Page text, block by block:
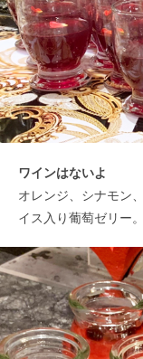
ワインはないよ
オレンジ、シナモン
イス入り葡萄ゼリー